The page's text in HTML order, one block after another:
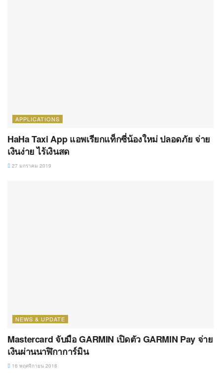
APPLICATIONS
HaHa Taxi App แอพเรียกแท็กซี่น้องใหม่ ปลอดภัย จ่าย
เงินง่าย ไร้เงินสด
27 มกราคม 2019
NEWS & UPDATE
Mastercard จับมือ GARMIN เปิดตัว GARMIN Pay จ่าย
เงินผ่านนาฬิกาการ์มิน
16 พฤศจิกายน 2018